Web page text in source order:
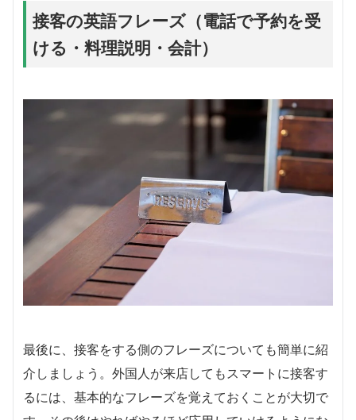
接客の英語フレーズ（電話で予約を受
ける・料理説明・会計）
最後に、接客をする側のフレーズについても簡単に紹
介しましょう。外国人が来店してもスマートに接客す
るには、基本的なフレーズを覚えておくことが大切で